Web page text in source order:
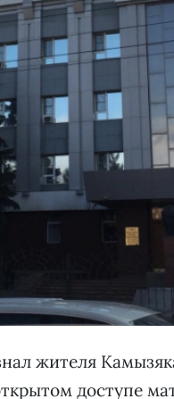
жителя
доступе